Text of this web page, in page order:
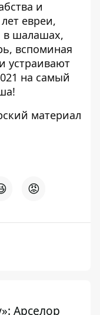
и
евреи,
в шалашах,
вспоминая
устраивают
на самый
материал
😡
Арселор